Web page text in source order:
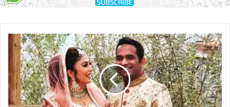
സീരിയൽ
നടി
അർച്ചന
സുശീലൻ
വിവാഹിതയായി